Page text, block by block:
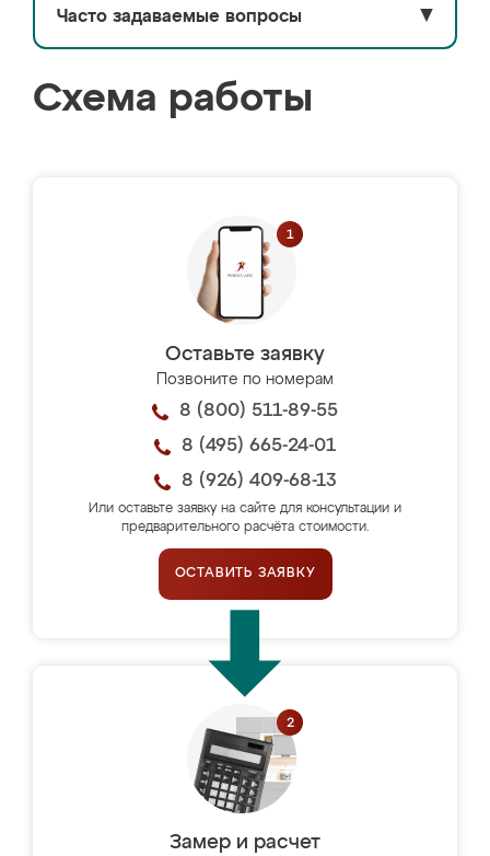
Часто задаваемые вопросы ▼
Схема работы
Оставьте заявку
Позвоните по номерам
8 (800) 511-89-55
8 (495) 665-24-01
8 (926) 409-68-13
Или оставьте заявку на сайте для консультации и
предварительного расчёта стоимости.
ОСТАВИТЬ ЗАЯВКУ
Замер и расчет